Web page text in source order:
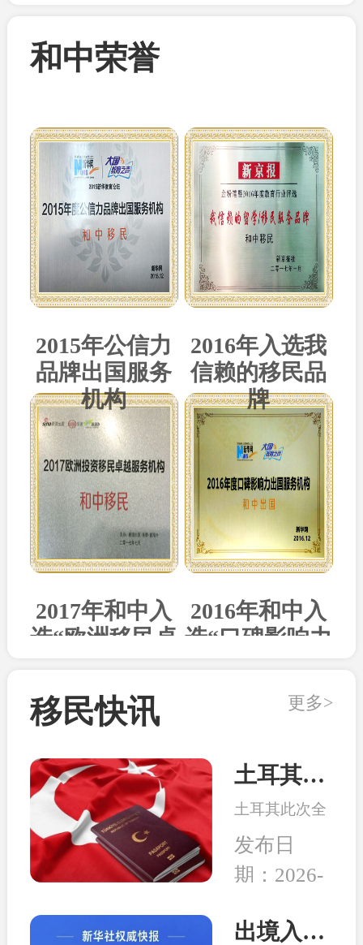
和中荣誉
2015年公信力
品牌出国服务
机构
2016年入选我
信赖的移民品
牌
2017年和中入
选“欧洲移民卓
2016年和中入
选“口碑影响力
移民快讯 更多>
土耳其入籍违规大清理！超6000人土耳其公民身份作废
土耳其此次全
国范围投资入
籍清查释放明
确信号：各国
合规审查只会
发布日
期：2026-
出境入境管理新规发布！移民服务监管升级，哪些机构更值得选择？